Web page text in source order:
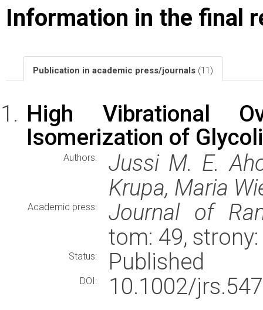
Information in the final
Publication in academic press/journals (11)
High Vibrational
Isomerization of
Authors:
Jussi M. E.
Krupa, Maria
Academic press:
Journal of
tom: 49,
Status: Published
DOI:
10.1002/